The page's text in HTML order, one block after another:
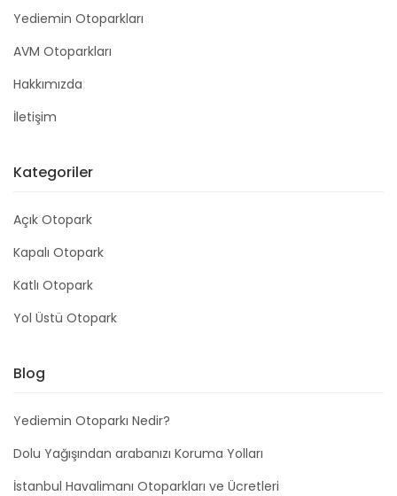
Yediemin Otoparkları
AVM Otoparkları
Hakkımızda
İletişim
Kategoriler
Açık Otopark
Kapalı Otopark
Katlı Otopark
Yol Üstü Otopark
Blog
Yediemin Otoparkı Nedir?
Dolu Yağışından arabanızı Koruma Yolları
İstanbul Havalimanı Otoparkları ve Ücretleri